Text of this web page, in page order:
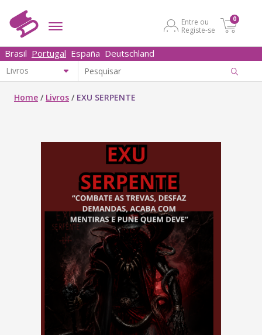
Entre ou
Registe-se
0
Brasil Portugal España Deutschland
Home / Livros / EXU SERPENTE